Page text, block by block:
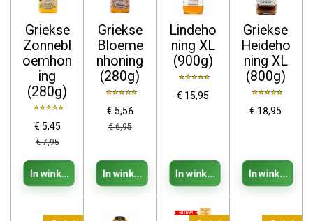
Griekse
Zonnebl
oemhon
ing
(280g)
€ 5,45
€ 7,95
In winkelwagen
Griekse
Bloeme
nhoning
(280g)
€ 5,56
€ 6,95
In winkelwagen
Lindeho
ning XL
(900g)
€ 15,95
In winkelwagen
Griekse
Heideho
ning XL
(800g)
€ 18,95
In